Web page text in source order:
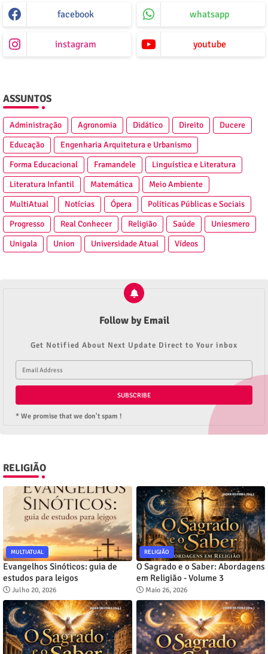
facebook whatsapp
instagram youtube
ASSUNTOS
Administração Agronomia Didático Direito
Ducere
Educação
Engenharia Arquitetura e Urbanismo
Forma Educacional
Framandele
Linguística e Literatura
Literatura Infantil
Matemática
Meio Ambiente
MultiAtual
Notícias Ópera
Políticas Públicas e Sociais
Progresso
Real Conhecer Religião Saúde
Uniesmero
Unigala
Union Universidade Atual Vídeos
Follow by Email
Get Notified About Next Update Direct to Your inbox
* We promise that we don't spam !
RELIGIÃO
MULTIATUAL
Evangelhos Sinóticos: guia de
estudos para leigos
Julho 20, 2026
RELIGIÃO
O Sagrado e o Saber: Abordagens
em Religião - Volume 3
Maio 26, 2026